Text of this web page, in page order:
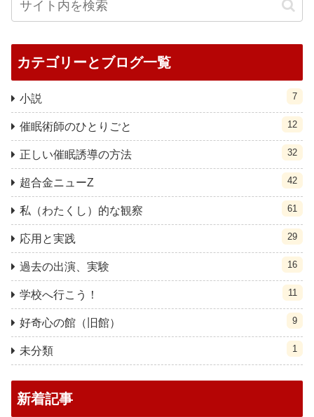
カテゴリーとブログ一覧
小説 7
催眠術師のひとりごと 12
正しい催眠誘導の方法 32
超合金ニューZ 42
私（わたくし）的な観察 61
応用と実践 29
過去の出演、実験 16
学校へ行こう！ 11
好奇心の館（旧館） 9
未分類 1
新着記事